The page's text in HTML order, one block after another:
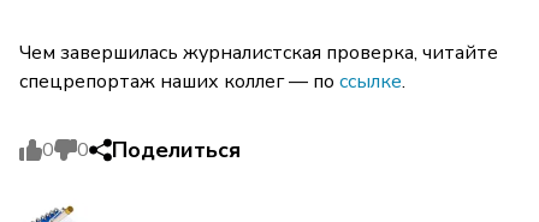
Чем завершилась журналистская проверка, читайте
спецрепортаж наших коллег — по ссылке.
0 0 Поделиться